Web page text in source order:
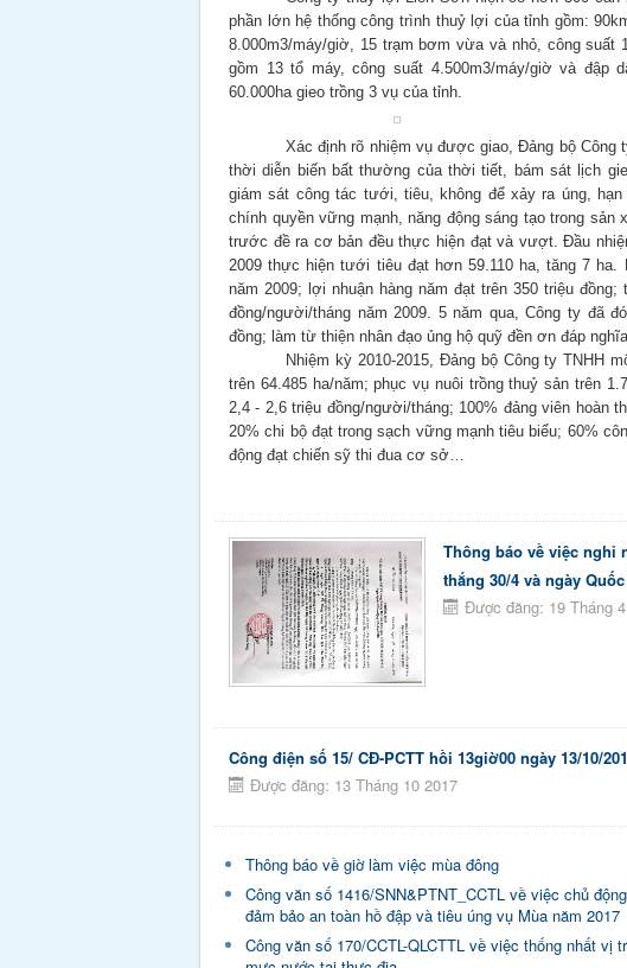
phần lớn hệ thống công trình thuỷ lợi của tỉnh gồm:
8.000m3/máy/giờ, 15 trạm bơm vừa và nhỏ, công suất
gồm 13 tổ máy, công suất 4.500m3/máy/giờ và
60.000ha gieo trồng 3 vụ của tỉnh.
Xác định rõ nhiệm vụ được giao, Đảng bộ
thời diễn biến bất thường của thời tiết, bám sát lịch
giám sát công tác tưới, tiêu, không để xảy ra úng,
chính quyền vững mạnh, năng động sáng tạo trong
trước đề ra cơ bản đều thực hiện đạt và vượt. Đầu
2009 thực hiện tưới tiêu đạt hơn 59.110 ha, tăng 7
năm 2009; lợi nhuận hàng năm đạt trên 350 triệu
đồng/người/tháng năm 2009. 5 năm qua, Công ty đã
đồng; làm từ thiện nhân đạo ủng hộ quỹ đền ơn đáp
Nhiệm kỳ 2010-2015, Đảng bộ Công ty TNHH
trên 64.485 ha/năm; phục vụ nuôi trồng thuỷ sản trên
2,4 - 2,6 triệu đồng/người/tháng; 100% đảng viên hoàn
20% chi bộ đạt trong sạch vững mạnh tiêu biểu; 60%
động đạt chiến sỹ thi đua cơ sở…
Thông báo về việc nghỉ
thắng 30/4 và ngày
Được đăng: 19 Tháng
Công điện số 15/ CĐ-PCTT hồi 13giờ00 ngày 13/10/
Được đăng: 13 Tháng 10 2017
Thông báo về giờ làm việc mùa đông
Công văn số 1416/SNN&PTNT_CCTL về việc chủ
đảm bảo an toàn hồ đập và tiêu úng vụ Mùa năm 2017
Công văn số 170/CCTL-QLCTTL về việc thống nhất